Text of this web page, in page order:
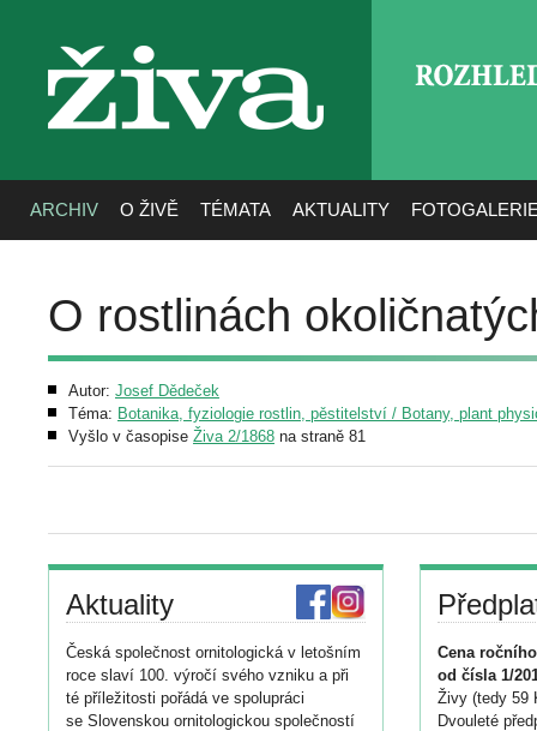
živa
ARCHIV O ŽIVĚ TÉMATA AKTUALITY
O rostlinách
Autor: Josef Dědeček
Téma: Botanika, fyziologie rostlin, pěstitelství / Botany, plant
Vyšlo v časopise Živa 2/1868 na straně 81
Aktuality
Česká společnost ornitologická v letošním
roce slaví 100. výročí svého vzniku a při
té příležitosti pořádá ve spolupráci
se Slovenskou ornitologickou společností
Cena
od čísla 1/
Živy (tedy 59
Dvouleté